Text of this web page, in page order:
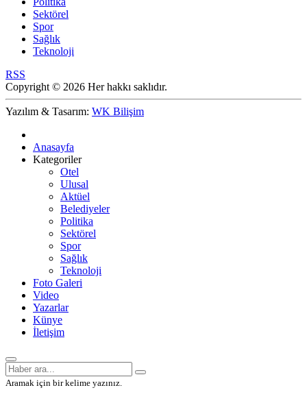
Sektörel
Spor
Sağlık
Teknoloji
RSS
Copyright © 2026 Her hakkı saklıdır.
Yazılım & Tasarım: WK Bilişim
Anasayfa
Kategoriler
Otel
Ulusal
Aktüel
Belediyeler
Politika
Sektörel
Spor
Sağlık
Teknoloji
Foto Galeri
Video
Yazarlar
Künye
İletişim
Aramak için bir kelime yazınız.